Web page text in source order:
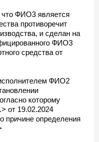
что ФИО3 является
противоречит
и сделан на
ФИО3
средства от
ФИО2
которому
от 19.02.2024
причине определения